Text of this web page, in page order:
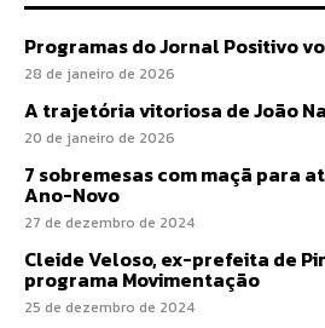
Programas do Jornal Positivo
28 de janeiro de 2026
A trajetória vitoriosa de João
20 de janeiro de 2026
7 sobremesas com maçã para
Ano-Novo
27 de dezembro de 2024
Cleide Veloso, ex-prefeita de
programa Movimentação
25 de dezembro de 2024